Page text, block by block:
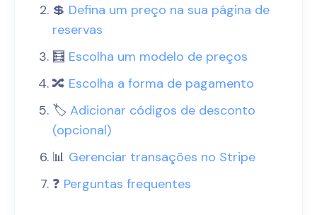
💲 Defina um preço na sua página de
reservas
🧮 Escolha um modelo de preços
🔀 Escolha a forma de pagamento
🏷️ Adicionar códigos de desconto
(opcional)
📊 Gerenciar transações no Stripe
❓ Perguntas frequentes